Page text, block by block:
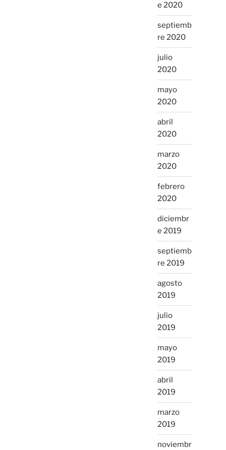
e 2020
septiemb
re 2020
julio
2020
mayo
2020
abril
2020
marzo
2020
febrero
2020
diciembr
e 2019
septiemb
re 2019
agosto
2019
julio
2019
mayo
2019
abril
2019
marzo
2019
noviembr